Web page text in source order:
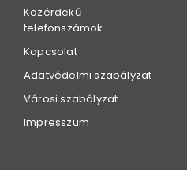
Közérdekű
telefonszámok
Kapcsolat
Adatvédelmi szabályzat
Városi szabályzat
Impresszum